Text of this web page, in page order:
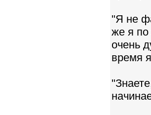
"Я не
же я по
очень
время